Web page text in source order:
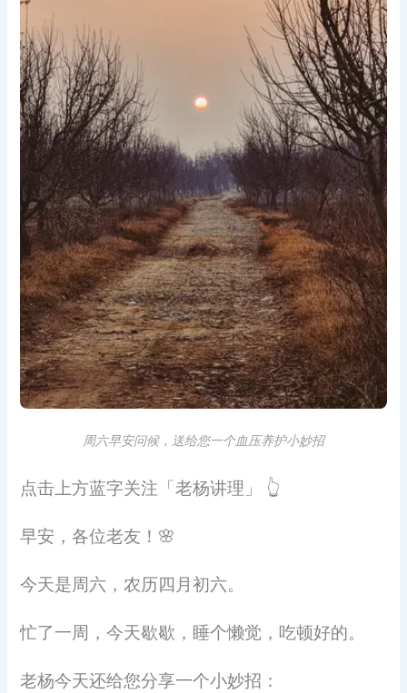
周六早安问候，送给您一个血压养护小妙招
点击上方蓝字关注「老杨讲理」 👆
早安，各位老友！🌸
今天是周六，农历四月初六。
忙了一周，今天歇歇，睡个懒觉，吃顿好的。
老杨今天还给您分享一个小妙招：